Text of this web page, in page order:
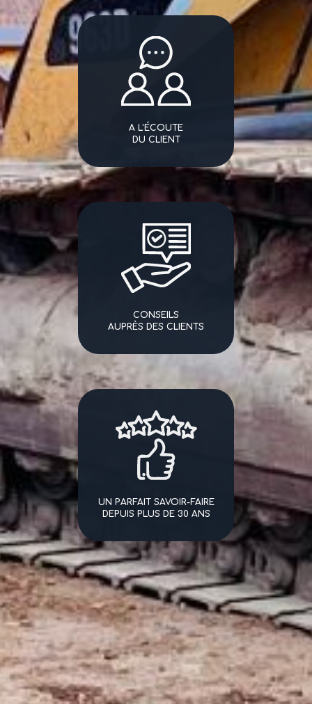
A L'ÉCOUTE
DU CLIENT
CONSEILS
AUPRÈS DES CLIENTS
UN PARFAIT SAVOIR-FAIRE
DEPUIS PLUS DE 30 ANS